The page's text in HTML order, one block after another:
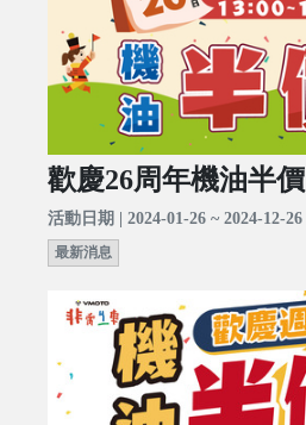
歡慶26周年機油半價
活動日期 | 2024-01-26 ~ 2024-12-26
最新消息